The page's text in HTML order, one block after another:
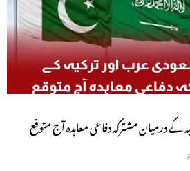
درمیان مشترکہ دفاعی معاہدہ آج متوقع